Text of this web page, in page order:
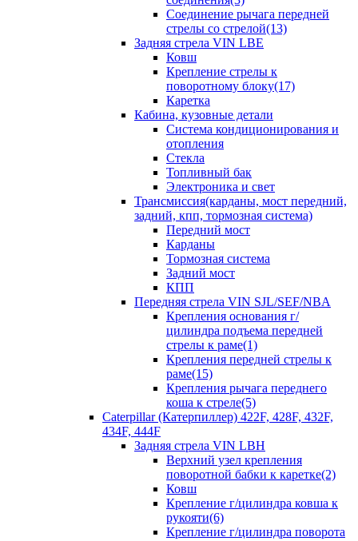
Соединение рычага передней
стрелы со стрелой(13)
Задняя стрела VIN LBE
Ковш
Крепление стрелы к
поворотному блоку(17)
Каретка
Кабина, кузовные детали
Система кондиционирования и
отопления
Стекла
Топливный бак
Электроника и свет
Трансмиссия(карданы, мост передний,
задний, кпп, тормозная система)
Передний мост
Карданы
Тормозная система
Задний мост
КПП
Передняя стрела VIN SJL/SEF/NBA
Крепления основания г/
цилиндра подъема передней
стрелы к раме(1)
Крепления передней стрелы к
раме(15)
Крепления рычага переднего
коша к стреле(5)
Caterpillar (Катерпиллер) 422F, 428F, 432F,
434F, 444F
Задняя стрела VIN LBH
Верхний узел крепления
поворотной бабки к каретке(2)
Ковш
Крепление г/цилиндра ковша к
рукояти(6)
Крепление г/цилиндра поворота